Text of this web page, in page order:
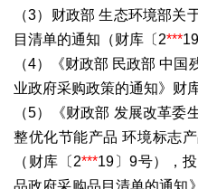
（3）财政部 生态环境部关
目清单的通知（财库〔2***
（4）《财政部 民政部 中
业政府采购政策的通知》财
（5）《财政部 发展改革委
整优化节能产品 环境标志
（财库〔2***19〕9号），
品政府采购品目清单的通知